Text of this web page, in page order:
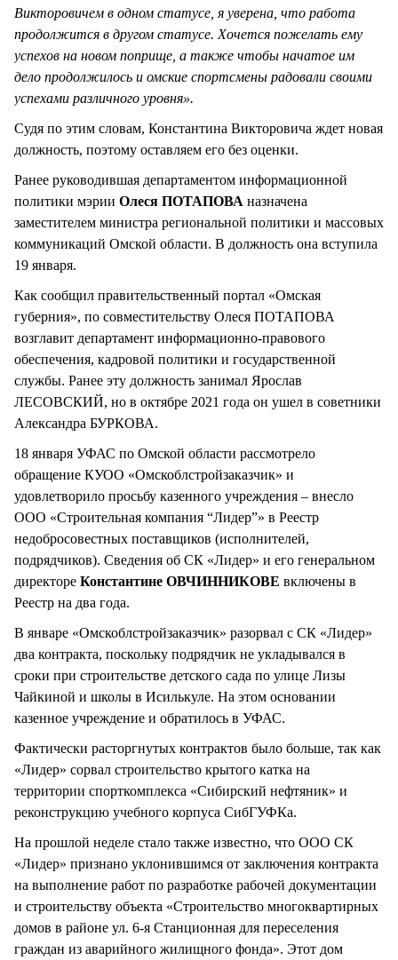
Викторовичем в одном статусе, я уверена, что работа
продолжится в другом статусе. Хочется пожелать ему
успехов на новом поприще, а также чтобы начатое им
дело продолжилось и омские спортсмены радовали своими
успехами различного уровня».
Судя по этим словам, Константина Викторовича ждет новая
должность, поэтому оставляем его без оценки.
Ранее руководившая департаментом информационной
политики мэрии Олеся ПОТАПОВА назначена
заместителем министра региональной политики и массовых
коммуникаций Омской области. В должность она вступила
19 января.
Как сообщил правительственный портал «Омская
губерния», по совместительству Олеся ПОТАПОВА
возглавит департамент информационно-правового
обеспечения, кадровой политики и государственной
службы. Ранее эту должность занимал Ярослав
ЛЕСОВСКИЙ, но в октябре 2021 года он ушел в советники
Александра БУРКОВА.
18 января УФАС по Омской области рассмотрело
обращение КУОО «Омскоблстройзаказчик» и
удовлетворило просьбу казенного учреждения – внесло
ООО «Строительная компания “Лидер”» в Реестр
недобросовестных поставщиков (исполнителей,
подрядчиков). Сведения об СК «Лидер» и его генеральном
директоре Константине ОВЧИННИКОВЕ включены в
Реестр на два года.
В январе «Омскоблстройзаказчик» разорвал с СК «Лидер»
два контракта, поскольку подрядчик не укладывался в
сроки при строительстве детского сада по улице Лизы
Чайкиной и школы в Исилькуле. На этом основании
казенное учреждение и обратилось в УФАС.
Фактически расторгнутых контрактов было больше, так как
«Лидер» сорвал строительство крытого катка на
территории спорткомплекса «Сибирский нефтяник» и
реконструкцию учебного корпуса СибГУФКа.
На прошлой неделе стало также известно, что ООО СК
«Лидер» признано уклонившимся от заключения контракта
на выполнение работ по разработке рабочей документации
и строительству объекта «Строительство многоквартирных
домов в районе ул. 6-я Станционная для переселения
граждан из аварийного жилищного фонда». Этот дом